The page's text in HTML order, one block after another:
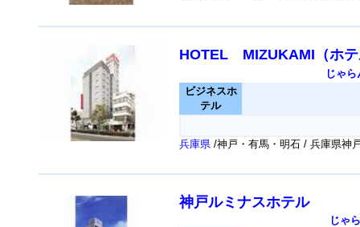
HOTEL MIZUKAMI（ホテ
じゃら
ビジネスホ
テル
兵庫県 /神戸・有馬・明石 / 兵庫県神
神戸ルミナスホテル
じゃ